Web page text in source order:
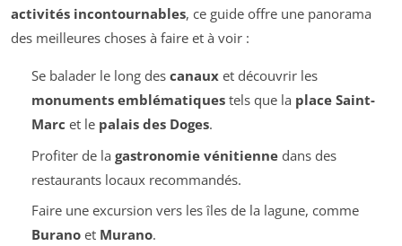
activités incontournables, ce guide offre une panorama
des meilleures choses à faire et à voir :
Se balader le long des canauxet découvrir les
monuments emblématiquestels que la place Saint-
Marc et le palais des Doges.
Profiter de la gastronomie vénitiennedans des
restaurants locaux recommandés.
Faire une excursion vers les îles de la lagune, comme
Buranoet Murano.